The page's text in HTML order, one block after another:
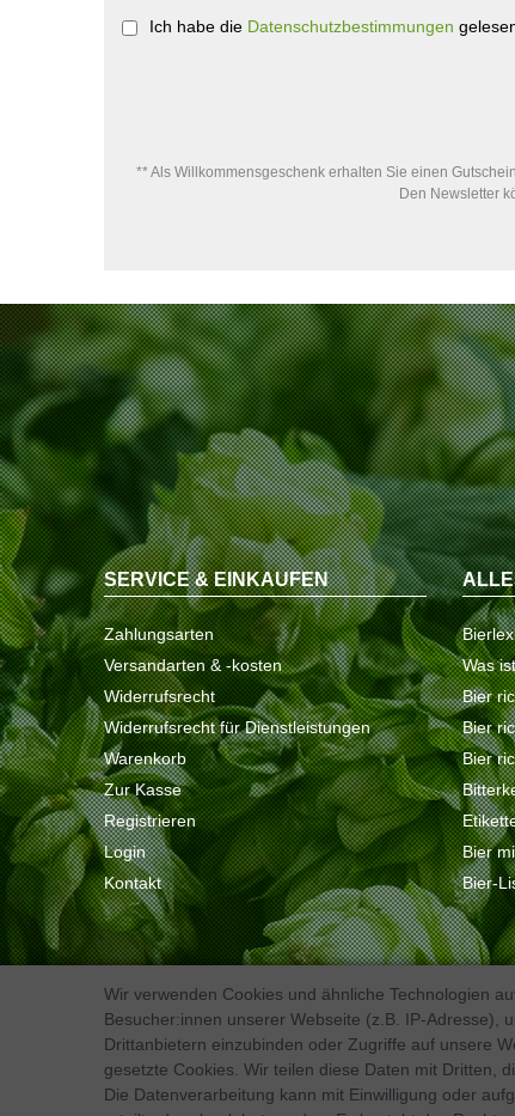
Ich habe die Datenschutzbestimmungen
** Als Willkommensgeschenk erhalten Sie einen
Den Newsletter
SERVICE & EINKAUFEN
Zahlungsarten
Versandarten & -kosten
Widerrufsrecht
Widerrufsrecht für Dienstleistungen
Warenkorb
Zur Kasse
Registrieren
Login
Kontakt
Was
Bier
Bier
Bier
Bier
Bier-
VERTRAG WIDERRUFEN
Wir verwenden Cookies und ähnliche Technologien
Besucher:innen unserer Webseite (z.B. IP-Adresse),
Drittanbietern einzubinden oder Zugriffe auf unsere
gesetzte Cookies. Wir teilen diese Daten mit Dritten,
Die Datenverarbeitung kann mit Einwilligung oder